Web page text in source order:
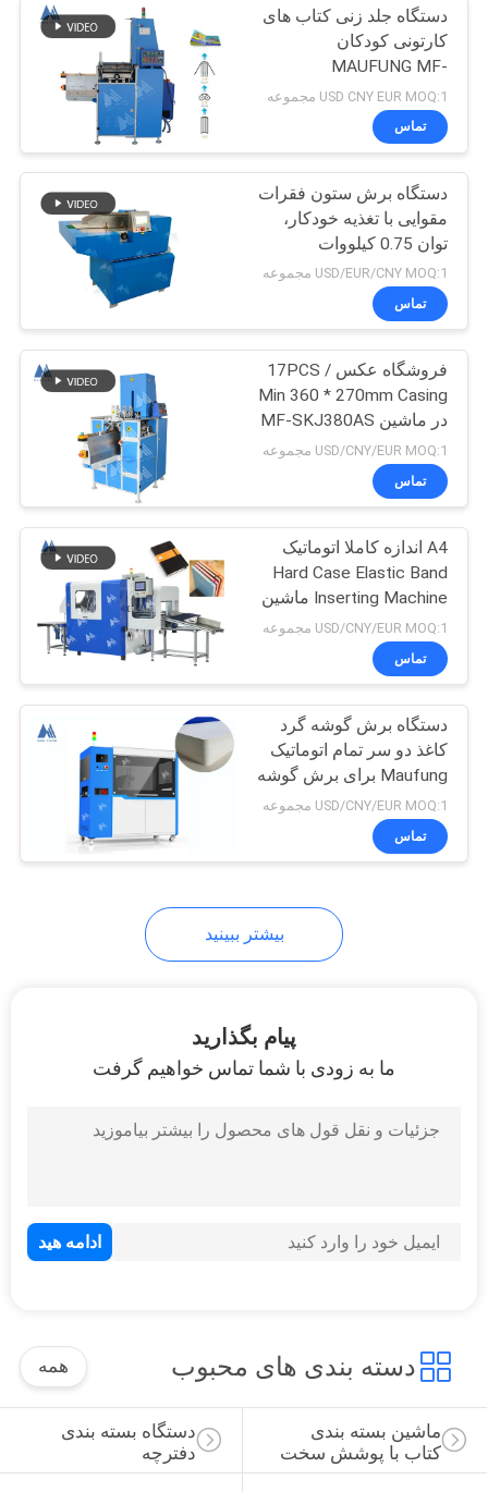
دستگاه اتصال سیم
27
چرخ خیاطی کتاب
8
دستگاه بسته‌بندی
کتاب
9
دستگاه برش کاغذ
20
دستگاه ساخت جعبه
سفت و سخت
سخت
84
دستگاه جلد زنی کتاب های
کارتونی کودکان
MAUFUNG MF-
SKJ380AS
USD CNY EUR MOQ:1 مجموعه
تماس
دستگاه برش ستون فقرات
مقوایی با تغذیه خودکار،
توان 0.75 کیلووات
USD/EUR/CNY MOQ:1 مجموعه
تماس
فروشگاه عکس 17PCS /
Min 360 * 270mm Casing
در ماشین MF-SKJ380AS
USD/CNY/EUR MOQ:1 مجموعه
تماس
A4 اندازه کاملا اتوماتیک
Hard Case Elastic Band
Inserting Machine ماشین
بسته بندی کتاب هاردکوور
MF-FEM450
USD/CNY/EUR MOQ:1 مجموعه
تماس
دستگاه برش گوشه گرد
کاغذ دو سر تمام اتوماتیک
Maufung برای برش گوشه
گرد دفترچه یادداشت MF-
ACM380
USD/CNY/EUR MOQ:1 مجموعه
تماس
بیشتر ببینید
پیام بگذارید
ما به زودی با شما تماس خواهیم گرفت
دسته بندی های محبوب همه
دستگاه بسته بندی
دفترچه
ماشین بسته بندی
کتاب با پوشش سخت